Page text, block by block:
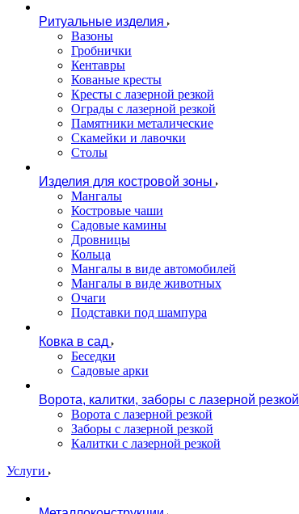
Ритуальные изделия
Вазоны
Гробнички
Кентавры
Кованые кресты
Кресты с лазерной резкой
Ограды с лазерной резкой
Памятники металические
Скамейки и лавочки
Столы
Изделия для костровой зоны
Мангалы
Костровые чаши
Садовые камины
Дровницы
Кольца
Мангалы в виде автомобилей
Мангалы в виде животных
Очаги
Подставки под шампура
Ковка в сад
Беседки
Садовые арки
Ворота, калитки, заборы с лазерной резкой
Ворота с лазерной резкой
Заборы с лазерной резкой
Калитки с лазерной резкой
Услуги